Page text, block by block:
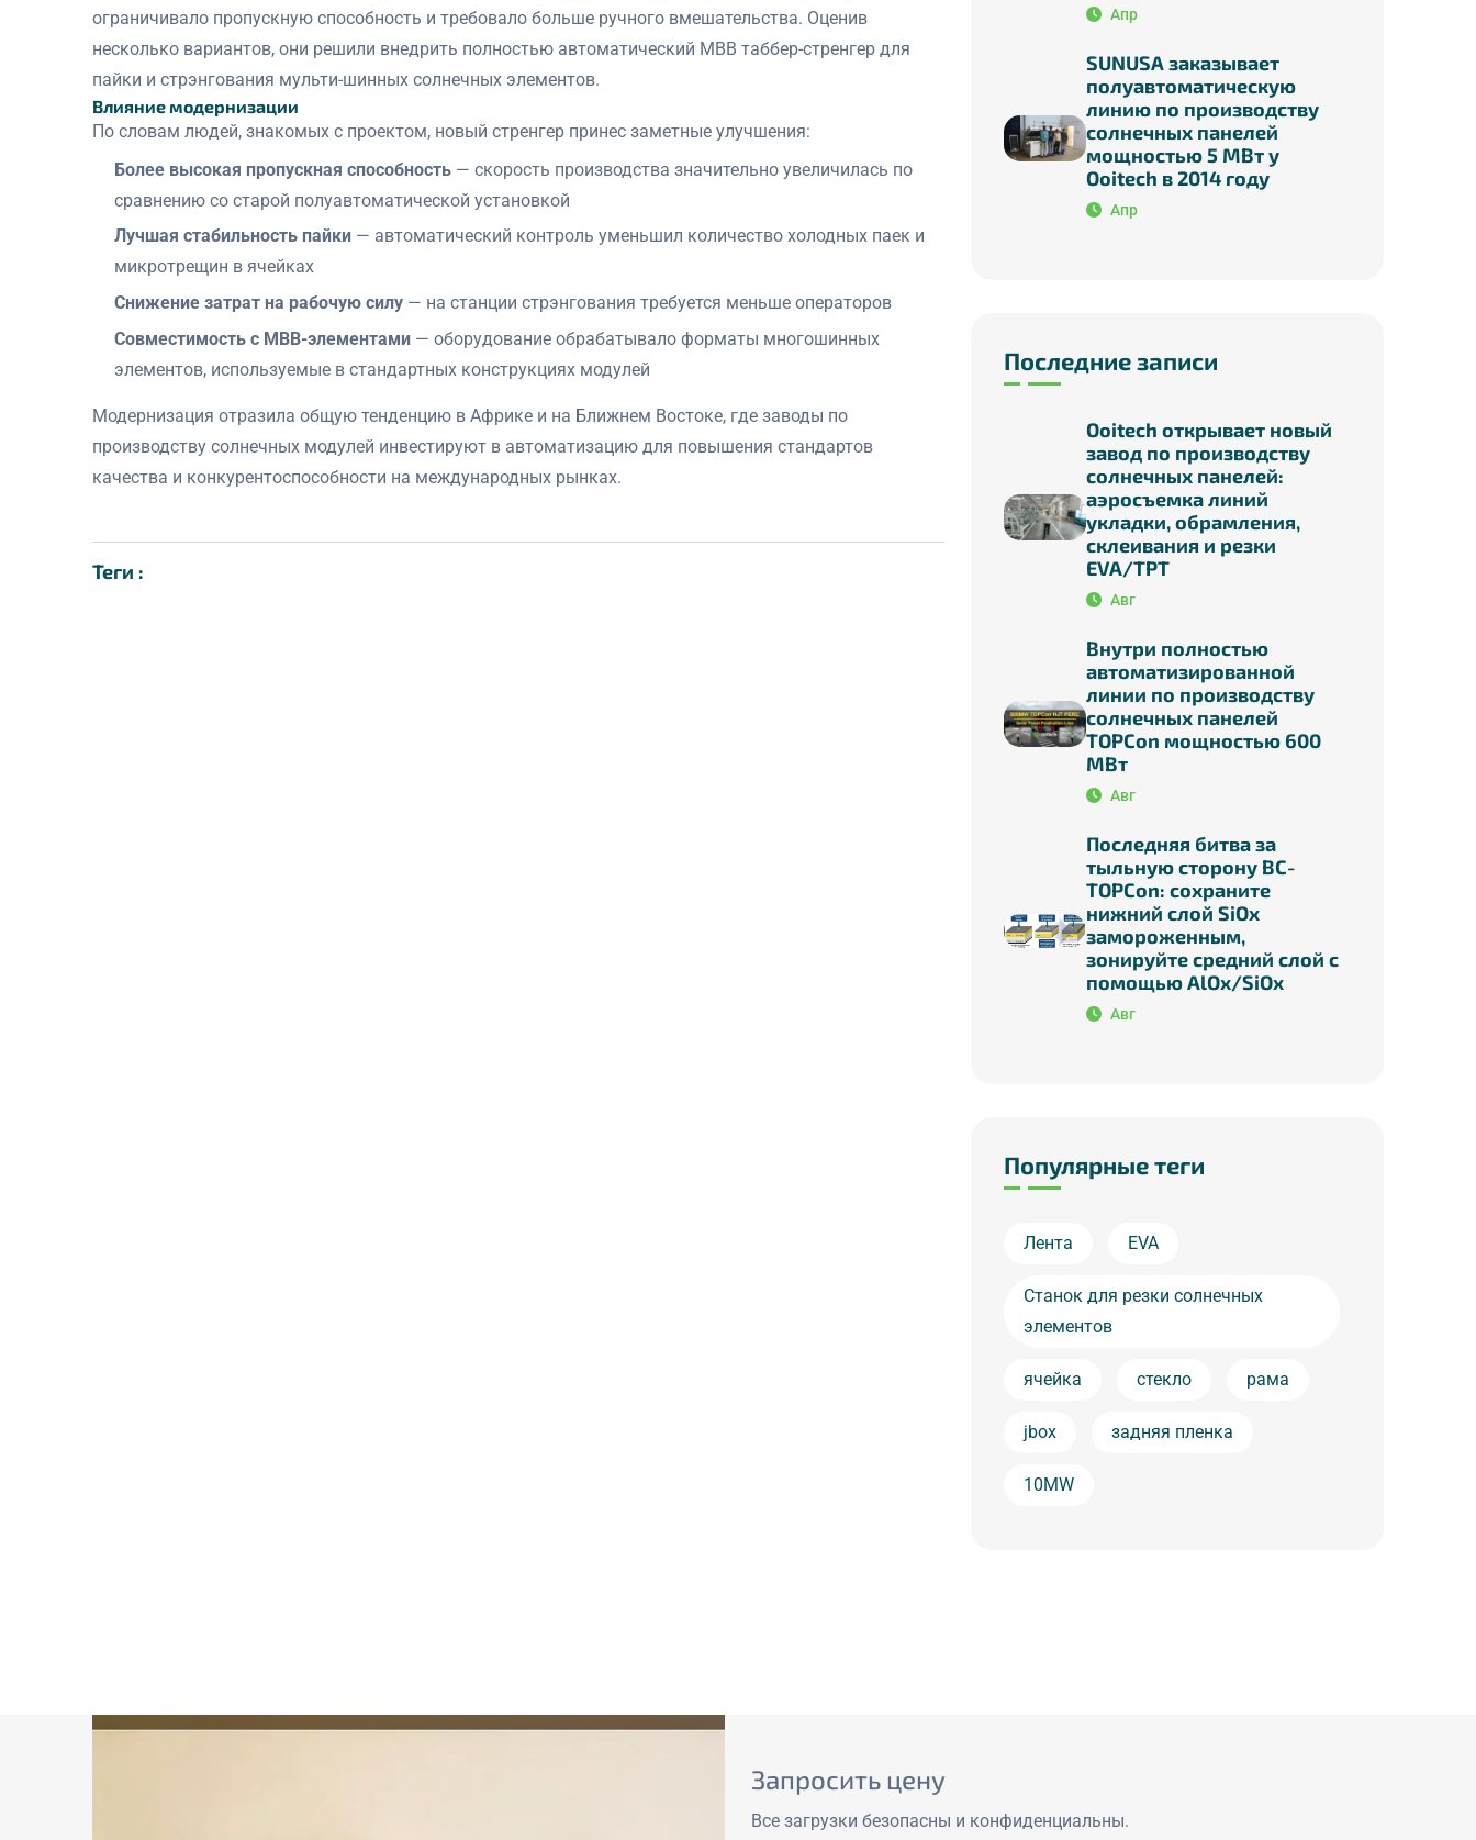
ограничивало пропускную способность и требовало больше ручного вмешательства. Оценив
несколько вариантов, они решили внедрить полностью автоматический MBB таббер-стренгер для
пайки и стрэнгования мульти-шинных солнечных элементов.
Влияние модернизации
По словам людей, знакомых с проектом, новый стренгер принес заметные улучшения:
Более высокая пропускная способность — скорость производства значительно увеличилась по
сравнению со старой полуавтоматической установкой
Лучшая стабильность пайки — автоматический контроль уменьшил количество холодных паек и
микротрещин в ячейках
Снижение затрат на рабочую силу — на станции стрэнгования требуется меньше операторов
Совместимость с MBB-элементами — оборудование обрабатывало форматы многошинных
элементов, используемые в стандартных конструкциях модулей
Модернизация отразила общую тенденцию в Африке и на Ближнем Востоке, где заводы по
производству солнечных модулей инвестируют в автоматизацию для повышения стандартов
качества и конкурентоспособности на международных рынках.
Теги :
Апр
SUNUSA заказывает
полуавтоматическую
линию по производству
солнечных панелей
мощностью 5 МВт у
Ooitech в 2014 году
Апр
Последние записи
Ooitech открывает новый
завод по производству
солнечных панелей:
аэросъемка линий
укладки, обрамления,
склеивания и резки
EVA/TPT
Авг
Внутри полностью
автоматизированной
линии по производству
солнечных панелей
TOPCon мощностью 600
МВт
Авг
Последняя битва за
тыльную сторону BC-
TOPCon: сохраните
нижний слой SiOx
замороженным,
зонируйте средний слой с
помощью AlOx/SiOx
Авг
Популярные теги
Лента EVA
Станок для резки солнечных
элементов
ячейка стекло рама
jbox задняя пленка
10MW
Запросить цену
Все загрузки безопасны и конфиденциальны.